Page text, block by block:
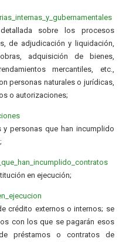
sobre los procesos
de adjudicación y liquidación,
adquisición de bienes,
mercantiles, etc.,
personas naturales o jurídicas,
o autorizaciones;
personas que han incumplido
en ejecución;
crédito externos o internos; se
con los que se pagarán esos
préstamos o contratos de